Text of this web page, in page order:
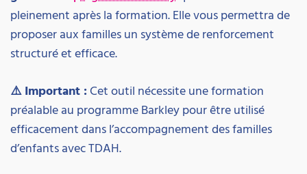
pleinement après la formation. Elle vous permettra de
proposer aux familles un système de renforcement
structuré et efficace.
⚠️ Important : Cet outil nécessite une formation
préalable au programme Barkley pour être utilisé
efficacement dans l’accompagnement des familles
d’enfants avec TDAH.